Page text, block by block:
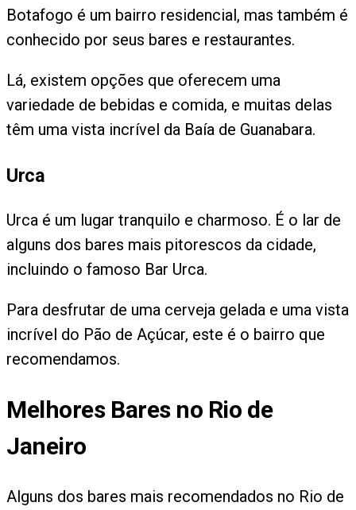
Botafogo é um bairro residencial, mas também é
conhecido por seus bares e restaurantes.
Lá, existem opções que oferecem uma
variedade de bebidas e comida, e muitas delas
têm uma vista incrível da Baía de Guanabara.
Urca
Urca é um lugar tranquilo e charmoso. É o lar de
alguns dos bares mais pitorescos da cidade,
incluindo o famoso Bar Urca.
Para desfrutar de uma cerveja gelada e uma vista
incrível do Pão de Açúcar, este é o bairro que
recomendamos.
Melhores Bares no Rio de
Janeiro
Alguns dos bares mais recomendados no Rio de